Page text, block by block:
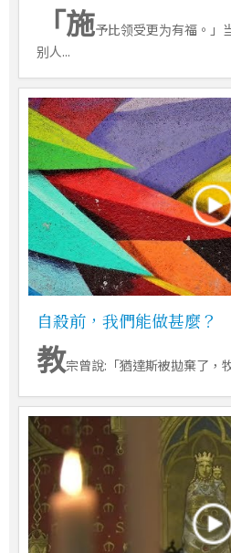
「施予比领受更为有福。」
别人...
自殺前，我們能做甚麼？
教宗曾說:「猶達斯被拋棄了，